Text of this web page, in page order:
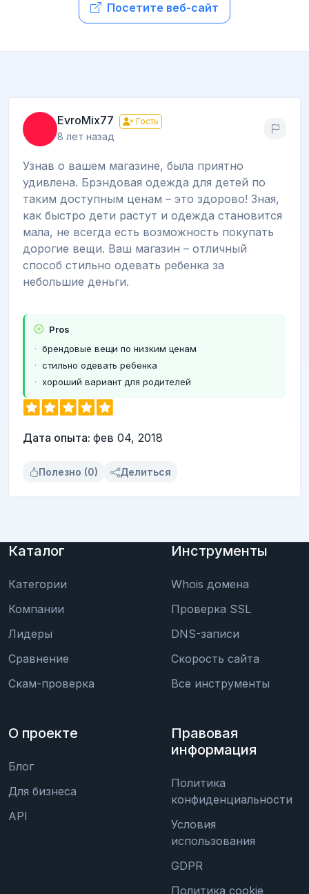
Посетите веб-сайт
EvroMix77 Гость
8 лет назад
Узнав о вашем магазине, была приятно
удивлена. Брэндовая одежда для детей по
таким доступным ценам – это здорово! Зная,
как быстро дети растут и одежда становится
мала, не всегда есть возможность покупать
дорогие вещи. Ваш магазин – отличный
способ стильно одевать ребенка за
небольшие деньги.
Pros
брендовые вещи по низким ценам
стильно одевать ребенка
хороший вариант для родителей
Дата опыта: фев 04, 2018
Полезно (0) Делиться
Каталог
Категории
Компании
Лидеры
Сравнение
Скам-проверка
Инструменты
Whois домена
Проверка SSL
DNS-записи
Скорость сайта
Все инструменты
О проекте
Блог
Для бизнеса
API
Правовая
информация
Политика
конфиденциальности
Условия
использования
GDPR
Политика cookie